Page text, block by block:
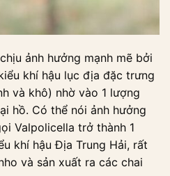
ảnh hưởng mạnh mẽ bởi
khí hậu lục địa đặc trưng
và khô) nhờ vào 1 lượng
hồ. Có thể nói ảnh hưởng
Valpolicella trở thành 1
khí hậu Địa Trung Hải, rất
và sản xuất ra các chai